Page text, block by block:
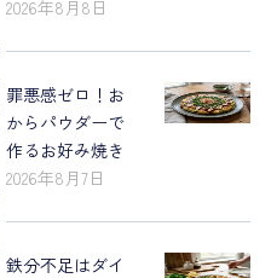
2026年8月8日
罪悪感ゼロ！お
からパウダーで
作るお好み焼き
2026年8月7日
鉄分不足はダイ